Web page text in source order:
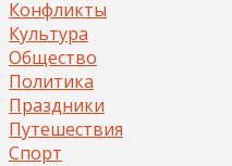
Конфликты
Культура
Общество
Политика
Праздники
Путешествия
Спорт